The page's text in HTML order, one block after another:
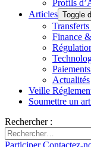
Profils
Articles Toggle
Finance
Actualités
Veille
Soumettre un
Rechercher :